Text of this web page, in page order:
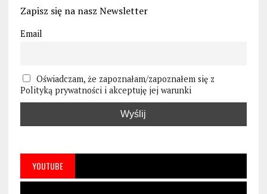
Zapisz się na nasz Newsletter
Email
Oświadczam, że zapoznałam/zapoznałem się z
Polityką prywatności i akceptuję jej warunki
YOUTUBE